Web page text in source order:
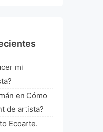
mi
en Cómo
de artista?
Ecoarte.